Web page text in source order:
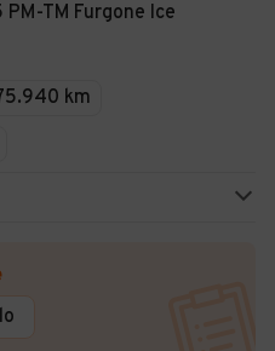
PM-TM Furgone Ice
km